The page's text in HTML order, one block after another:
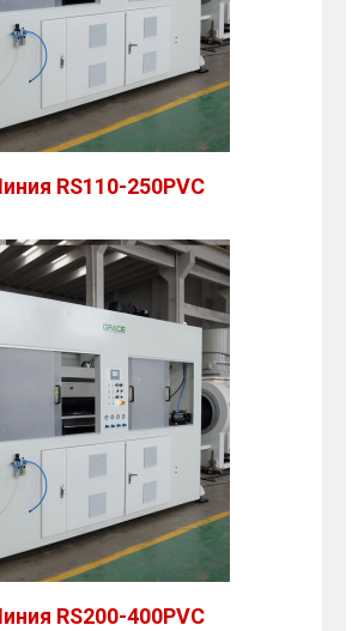
RS110-250PVC
RS200-400PVC